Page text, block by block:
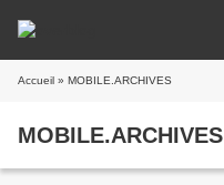
Accueil » MOBILE.ARCHIVES
MOBILE.ARCHIVES